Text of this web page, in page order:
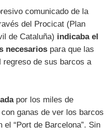
comunicado de la
del Procicat (Plan
de Cataluña) indicaba el
necesarios para que las
regreso de sus barcos a
por los miles de
ganas de ver los barcos
“Port de Barcelona”. Sin